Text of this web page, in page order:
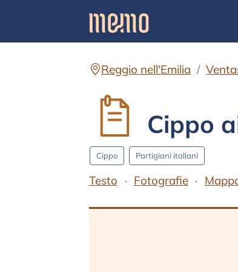
Reggio nell'Emilia
Cippo
Cippo Partigiani italiani
Testo Fotografie